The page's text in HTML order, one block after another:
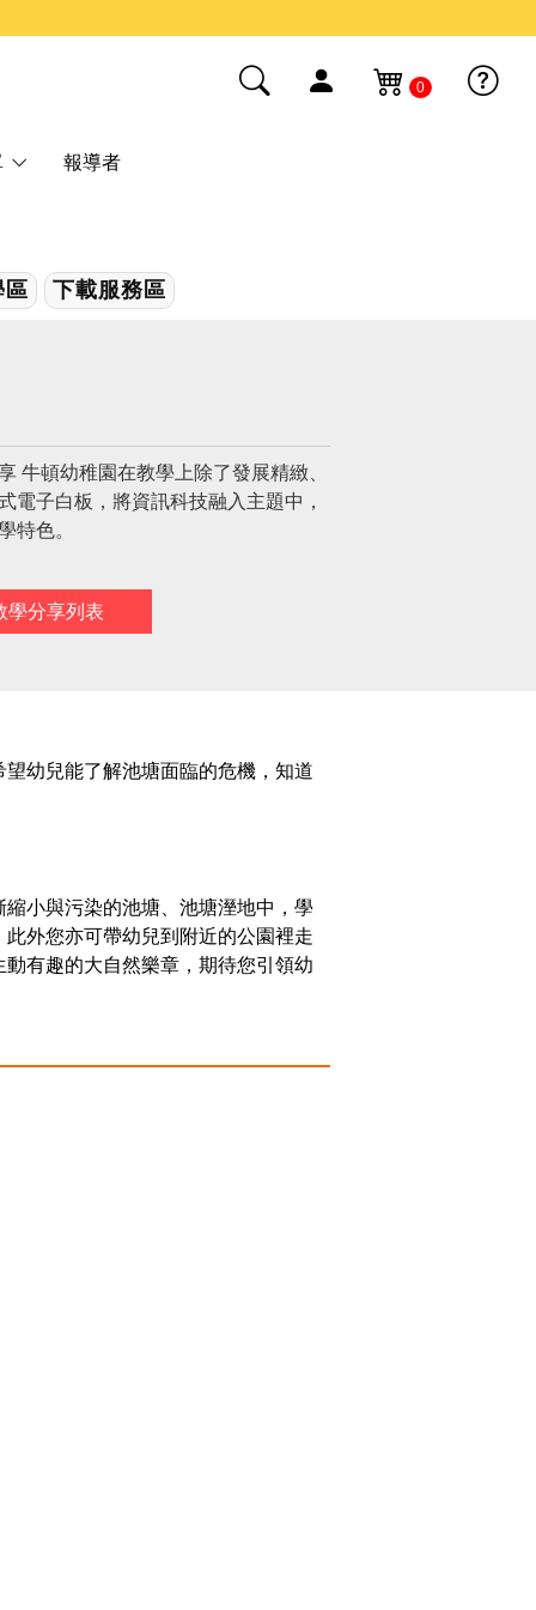
0
報導者
區 下載服務區
牛頓幼稚園在教學上除了發展精緻、
電子白板，將資訊科技融入主題中，
特色。
學分享列表
幼兒能了解池塘面臨的危機，知道
小與污染的池塘、池塘溼地中，學
外您亦可帶幼兒到附近的公園裡走
有趣的大自然樂章，期待您引領幼